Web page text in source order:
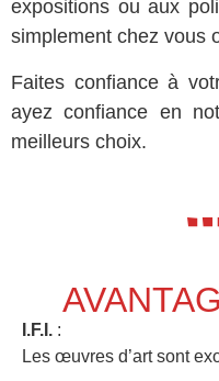
expositions ou aux
simplement chez vous
Faites confiance à
ayez confiance en
meilleurs choix.
I.F.I. :
Les œuvres d’art sont